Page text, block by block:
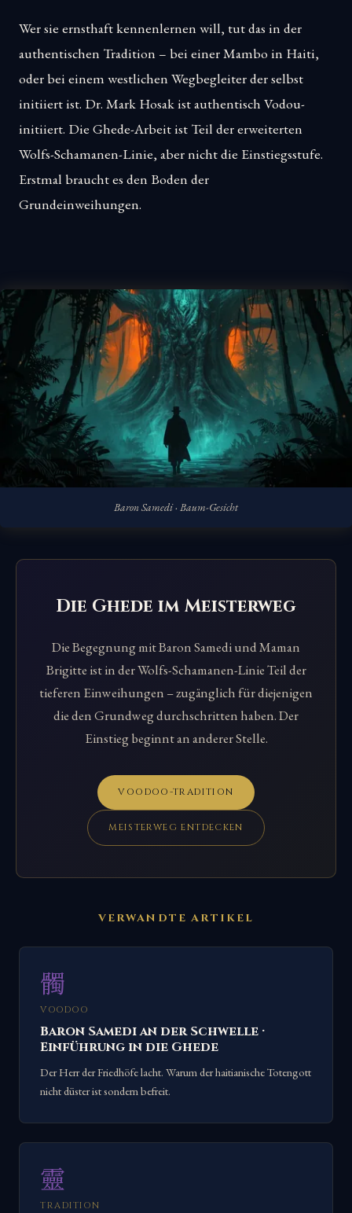
Wer sie ernsthaft kennenlernen will, tut das in der
authentischen Tradition – bei einer Mambo in Haiti,
oder bei einem westlichen Wegbegleiter der selbst
initiiert ist. Dr. Mark Hosak ist authentisch Vodou-
initiiert. Die Ghede-Arbeit ist Teil der erweiterten
Wolfs-Schamanen-Linie, aber nicht die Einstiegsstufe.
Erstmal braucht es den Boden der
Grundeinweihungen.
Baron Samedi · Baum-Gesicht
Die Ghede im Meisterweg
Die Begegnung mit Baron Samedi und Maman
Brigitte ist in der Wolfs-Schamanen-Linie Teil der
tieferen Einweihungen – zugänglich für diejenigen
die den Grundweg durchschritten haben. Der
Einstieg beginnt an anderer Stelle.
VOODOO-TRADITION
MEISTERWEG ENTDECKEN
VERWANDTE ARTIKEL
髑
VOODOO
Baron Samedi an der Schwelle ·
Einführung in die Ghede
Der Herr der Friedhöfe lacht. Warum der haitianische Totengott
nicht düster ist sondern befreit.
靈
TRADITION